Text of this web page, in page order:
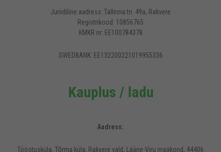
Juriidiline aadress: Tallinna tn. 49a, Rakvere
Registrikood: 10856765
KMKR nr: EE100784378
SWEDBANK: EE132200221019955336
Kauplus / ladu
Aadress:
Tööstusküla, Tõrma küla, Rakvere vald, Lääne-Viru maakond, 44406